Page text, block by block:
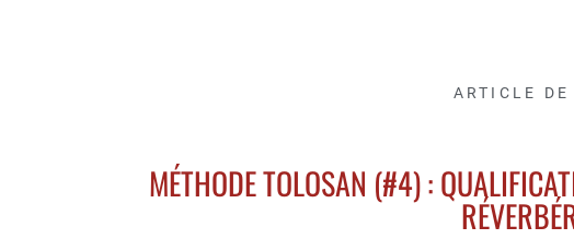
ARTICLE DE
MÉTHODE TOLOSAN (#4) :